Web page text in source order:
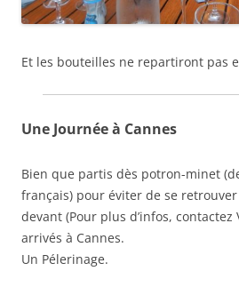
Et les bouteilles ne repartiront pas
Une Journée à Cannes
Bien que partis dès potron-minet
français) pour éviter de se retrouver
devant (Pour plus d’infos, contactez
arrivés à Cannes.
Un Pélerinage.